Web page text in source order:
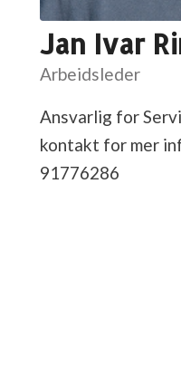
Jan Ivar
Arbeidsleder
Ansvarlig for
kontakt for mer
91776286